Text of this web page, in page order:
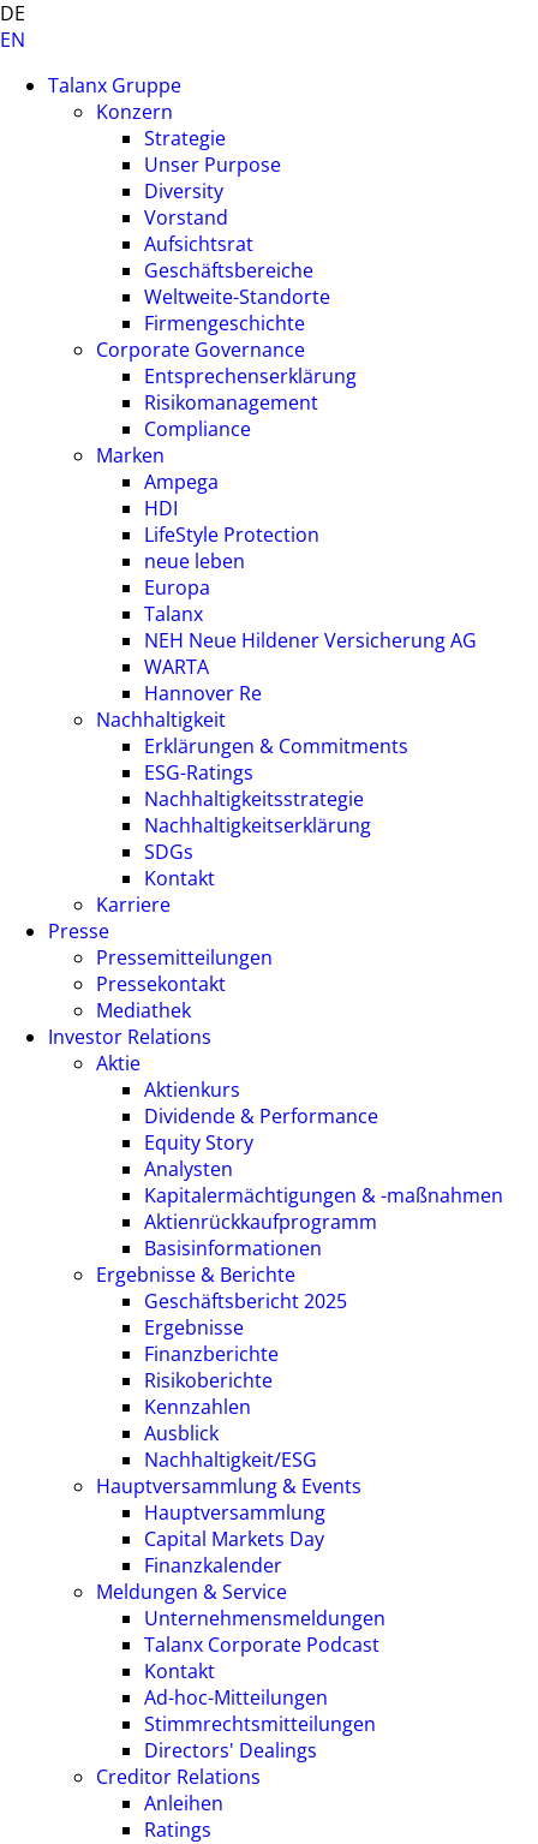
DE
EN
Talanx Gruppe
Konzern
Strategie
Unser Purpose
Diversity
Vorstand
Aufsichtsrat
Geschäftsbereiche
Weltweite-Standorte
Firmengeschichte
Corporate Governance
Entsprechenserklärung
Risikomanagement
Compliance
Marken
Ampega
HDI
LifeStyle Protection
neue leben
Europa
Talanx
NEH Neue Hildener Versicherung AG
WARTA
Hannover Re
Nachhaltigkeit
Erklärungen & Commitments
ESG-Ratings
Nachhaltigkeitsstrategie
Nachhaltigkeitserklärung
SDGs
Kontakt
Karriere
Presse
Pressemitteilungen
Pressekontakt
Mediathek
Investor Relations
Aktie
Aktienkurs
Dividende & Performance
Equity Story
Analysten
Kapitalermächtigungen & -maßnahmen
Aktienrückkaufprogramm
Basisinformationen
Ergebnisse & Berichte
Geschäftsbericht 2025
Ergebnisse
Finanzberichte
Risikoberichte
Kennzahlen
Ausblick
Nachhaltigkeit/ESG
Hauptversammlung & Events
Hauptversammlung
Capital Markets Day
Finanzkalender
Meldungen & Service
Unternehmensmeldungen
Talanx Corporate Podcast
Kontakt
Ad-hoc-Mitteilungen
Stimmrechtsmitteilungen
Directors' Dealings
Creditor Relations
Anleihen
Ratings